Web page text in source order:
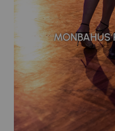
MONBAHUS